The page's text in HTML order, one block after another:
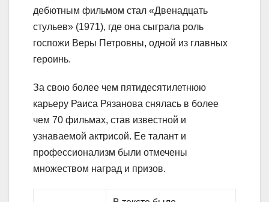
дебютным фильмом стал «Двенадцать
стульев» (1971), где она сыграла роль
госпожи Веры Петровны, одной из главных
героинь.
За свою более чем пятидесятилетнюю
карьеру Раиса Рязанова снялась в более
чем 70 фильмах, став известной и
узнаваемой актрисой. Ее талант и
профессионализм были отмечены
множеством наград и призов.